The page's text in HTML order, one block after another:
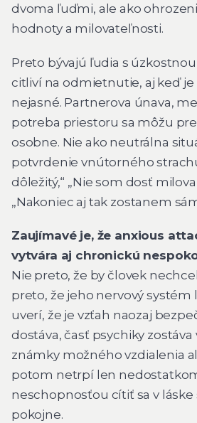
dvoma ľuďmi, ale ako
hodnoty a milovateľnosti.
Preto bývajú ľudia s
citliví na odmietnutie, aj keď
nejasné. Partnerova únava,
potreba priestoru sa môžu
osobne. Nie ako neutrálna
potvrdenie vnútorného
dôležitý,“ „Nie som dosť
„Nakoniec aj tak zostanem
Zaujímavé je, že anxious
vytvára aj chronickú
Nie preto, že by človek
preto, že jeho nervový systém
uverí, že je vzťah naozaj
dostáva, časť psychiky zostáva
známky možného vzdialenia
potom netrpí len
neschopnosťou cítiť sa v
pokojne.